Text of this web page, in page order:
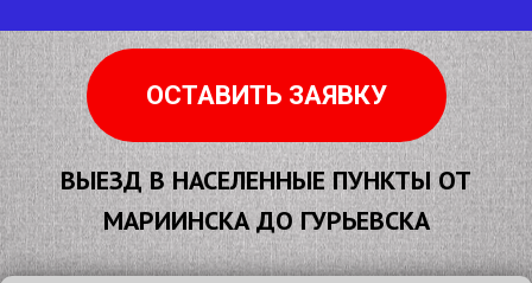
ОСТАВИТЬ ЗАЯВКУ
ВЫЕЗД В НАСЕЛЕННЫЕ ПУНКТЫ ОТ
МАРИИНСКА ДО ГУРЬЕВСКА